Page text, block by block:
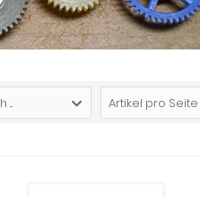
Artikel pro Seite